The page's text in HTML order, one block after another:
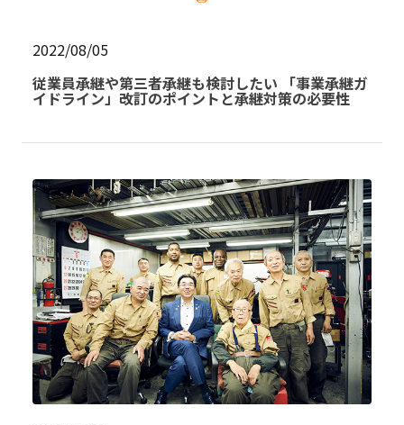
2022/08/05
従業員承継や第三者承継も検討したい 「事業承継ガ
イドライン」改訂のポイントと承継対策の必要性